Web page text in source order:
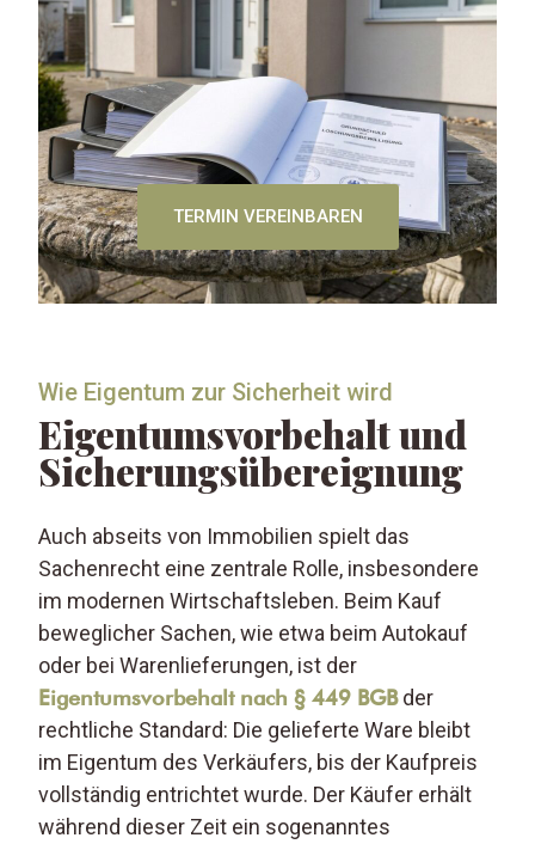
TERMIN VEREINBAREN
Wie Eigentum zur Sicherheit wird
Eigentumsvorbehalt und
Sicherungsübereignung
Auch abseits von Immobilien spielt das
Sachenrecht eine zentrale Rolle, insbesondere
im modernen Wirtschaftsleben. Beim Kauf
beweglicher Sachen, wie etwa beim Autokauf
oder bei Warenlieferungen, ist der
Eigentumsvorbehalt nach § 449 BGBder
rechtliche Standard: Die gelieferte Ware bleibt
im Eigentum des Verkäufers, bis der Kaufpreis
vollständig entrichtet wurde. Der Käufer erhält
während dieser Zeit ein sogenanntes